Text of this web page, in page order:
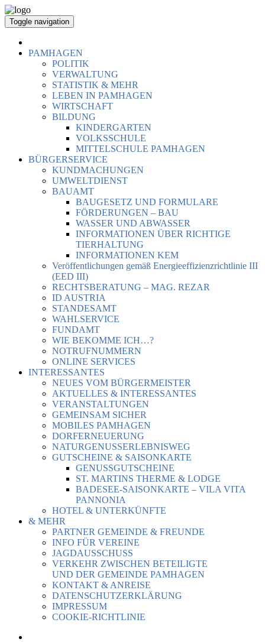
Toggle navigation
PAMHAGEN
POLITIK
VERWALTUNG
STATISTIK & MEHR
LEBEN IN PAMHAGEN
WIRTSCHAFT
BILDUNG
KINDERGARTEN
VOLKSSCHULE
MITTELSCHULE PAMHAGEN
BÜRGERSERVICE
KUNDMACHUNGEN
UMWELTDIENST
BAUAMT
BAUGESETZ UND FORMULARE
FÖRDERUNGEN – BAU
WASSER UND ABWASSER
INFORMATIONEN ÜBER RICHTIGE
TIERHALTUNG
INFORMATIONEN KEM
Veröffentlichungen gemäß Energieeffizienzrichtlinie III
(EED III)
RECHTSBERATUNG – MAG. REZAR
ID AUSTRIA
STANDESAMT
WAHLSERVICE
FUNDAMT
WIE BEKOMME ICH…?
NOTRUFNUMMERN
ONLINE SERVICES
INTERESSANTES
NEUES VOM BÜRGERMEISTER
AKTUELLES & INTERESSANTES
VERANSTALTUNGEN
GEMEINSAM SICHER
MOBILES PAMHAGEN
DORFERNEUERUNG
NATURGENUSSERLEBNISWEG
GUTSCHEINE & SAISONKARTE
GENUSSGUTSCHEINE
ST. MARTINS THERME & LODGE
BADESEE-SAISONKARTE – VILA VITA
PANNONIA
HOTEL & UNTERKÜNFTE
& MEHR
PARTNER GEMEINDE & FREUNDE
INFO FÜR VEREINE
JAGDAUSSCHUSS
VERKEHR ZWISCHEN BETEILIGTE
UND DER GEMEINDE PAMHAGEN
KONTAKT & ANREISE
DATENSCHUTZERKLÄRUNG
IMPRESSUM
COOKIE-RICHTLINIE